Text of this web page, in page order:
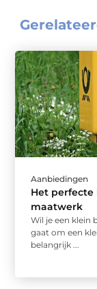
Aanbiedingen
Het
maatwerk
Wil je een klein
gaat om een
belangrijk ...